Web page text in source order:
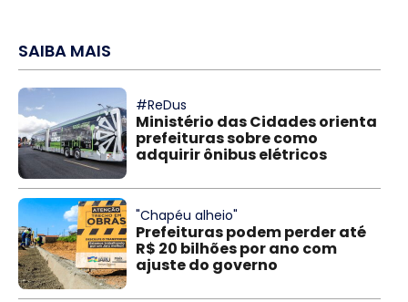
SAIBA MAIS
#ReDus
Ministério das Cidades orienta
prefeituras sobre como
adquirir ônibus elétricos
"Chapéu alheio"
Prefeituras podem perder até
R$ 20 bilhões por ano com
ajuste do governo